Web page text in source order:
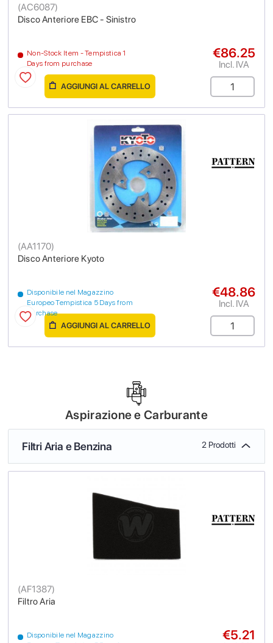
Disco Anteriore EBC - Sinistro
(AC6087)
Non-Stock Item - Tempistica 1
Days from purchase
€86.25
Incl. IVA
AGGIUNGI AL CARRELLO
Disco Anteriore Kyoto
(AA1170)
Disponibile nel Magazzino
Europeo Tempistica 5 Days from
purchase
€48.86
Incl. IVA
AGGIUNGI AL CARRELLO
Aspirazione e Carburante
Filtri Aria e Benzina 2 Prodotti
Filtro Aria
(AF1387)
Disponibile nel Magazzino
€5.21